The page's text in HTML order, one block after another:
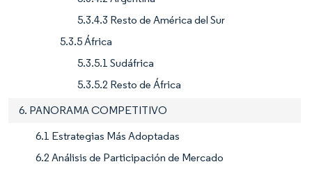
5.3.4.3 Resto de América del Sur
5.3.5 África
5.3.5.1 Sudáfrica
5.3.5.2 Resto de África
6. PANORAMA COMPETITIVO
6.1 Estrategias Más Adoptadas
6.2 Análisis de Participación de Mercado